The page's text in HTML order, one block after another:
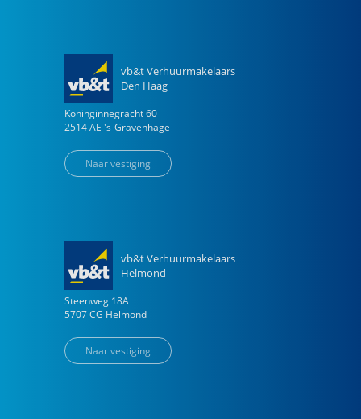
vb&t Verhuurmakelaars
Den Haag
Koninginnegracht 60
2514 AE 's-Gravenhage
Naar vestiging
vb&t Verhuurmakelaars
Helmond
Steenweg 18A
5707 CG Helmond
Naar vestiging